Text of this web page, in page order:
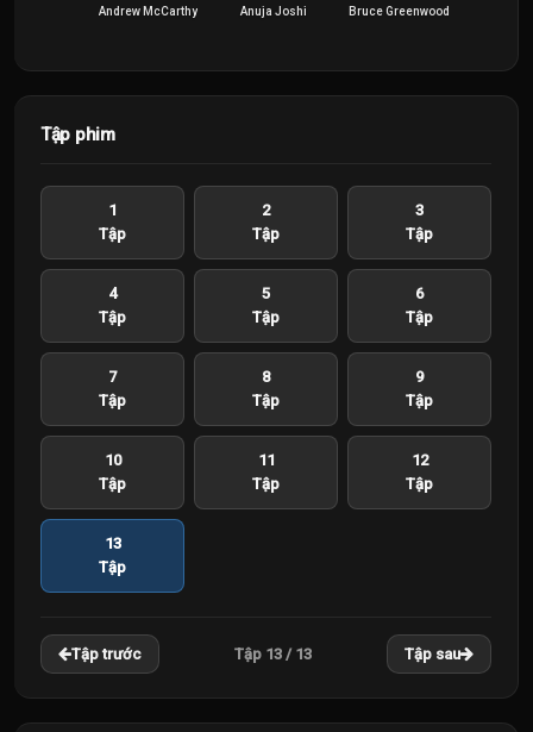
Andrew McCarthy Anuja Joshi Bruce Greenwood
Tập phim
1
Tập
2
Tập
3
Tập
4
Tập
5
Tập
6
Tập
7
Tập
8
Tập
9
Tập
10
Tập
11
Tập
12
Tập
13
Tập
Tập trước Tập 13 / 13 Tập sau